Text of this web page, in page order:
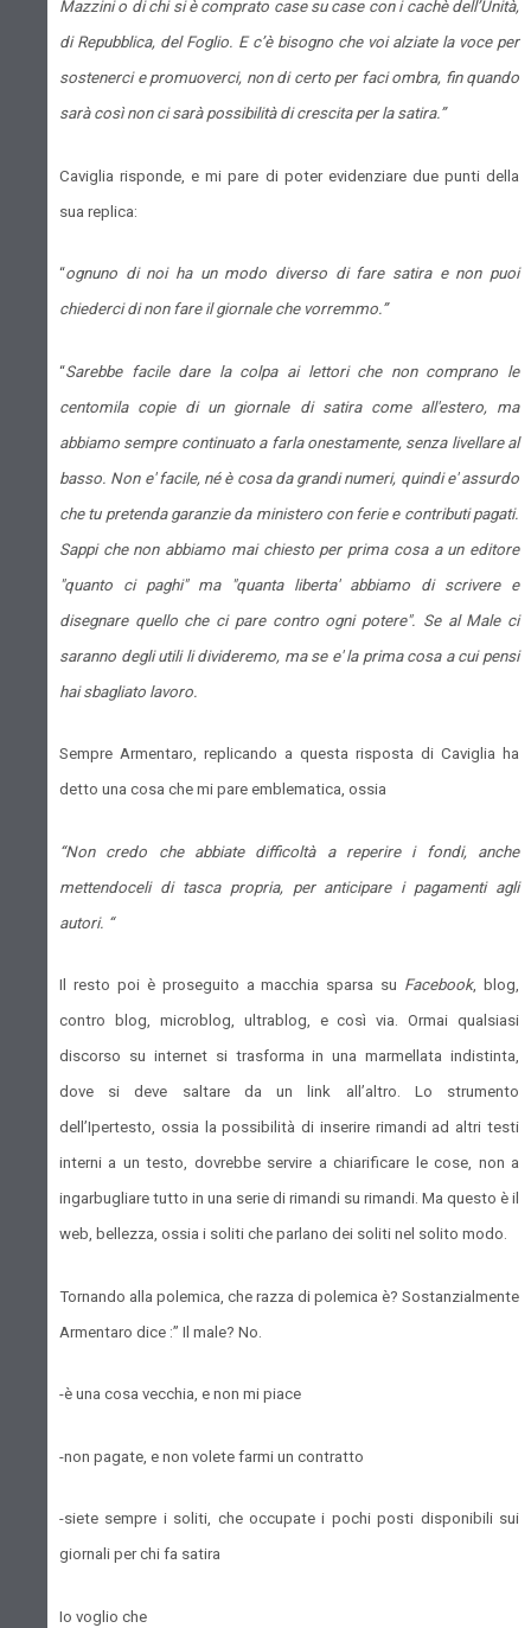
Mazzini o di chi si è comprato case su case con i cachè dell’Unità,
di Repubblica, del Foglio. E c’è bisogno che voi alziate la voce per
sostenerci e promuoverci, non di certo per faci ombra, fin quando
sarà così non ci sarà possibilità di crescita per la satira.”
Caviglia risponde, e mi pare di poter evidenziare due punti della
sua replica:
“ognuno di noi ha un modo diverso di fare satira e non puoi
chiederci di non fare il giornale che vorremmo.”
“Sarebbe facile dare la colpa ai lettori che non comprano le
centomila copie di un giornale di satira come all'estero, ma
abbiamo sempre continuato a farla onestamente, senza livellare al
basso. Non e' facile, né è cosa da grandi numeri, quindi e' assurdo
che tu pretenda garanzie da ministero con ferie e contributi pagati.
Sappi che non abbiamo mai chiesto per prima cosa a un editore
"quanto ci paghi" ma "quanta liberta' abbiamo di scrivere e
disegnare quello che ci pare contro ogni potere". Se al Male ci
saranno degli utili li divideremo, ma se e' la prima cosa a cui pensi
hai sbagliato lavoro.
Sempre Armentaro, replicando a questa risposta di Caviglia ha
detto una cosa che mi pare emblematica, ossia
“Non credo che abbiate difficoltà a reperire i fondi, anche
mettendoceli di tasca propria, per anticipare i pagamenti agli
autori. “
Il resto poi è proseguito a macchia sparsa su Facebook, blog,
contro blog, microblog, ultrablog, e così via. Ormai qualsiasi
discorso su internet si trasforma in una marmellata indistinta,
dove si deve saltare da un link all’altro. Lo strumento
dell’Ipertesto, ossia la possibilità di inserire rimandi ad altri testi
interni a un testo, dovrebbe servire a chiarificare le cose, non a
ingarbugliare tutto in una serie di rimandi su rimandi. Ma questo è il
web, bellezza, ossia i soliti che parlano dei soliti nel solito modo.
Tornando alla polemica, che razza di polemica è? Sostanzialmente
Armentaro dice :” Il male? No.
-è una cosa vecchia, e non mi piace
-non pagate, e non volete farmi un contratto
-siete sempre i soliti, che occupate i pochi posti disponibili sui
giornali per chi fa satira
Io voglio che